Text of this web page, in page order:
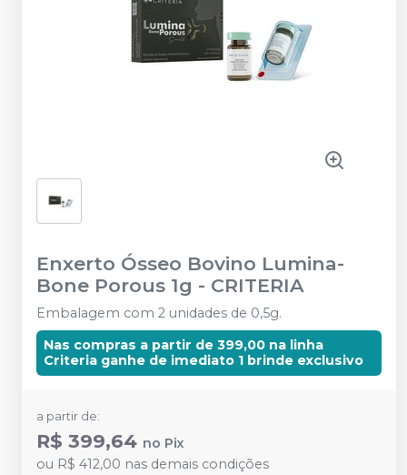
Enxerto Ósseo Bovino Lumina-
Bone Porous 1g - CRITERIA
Embalagem com 2 unidades de 0,5g.
Nas compras a partir de 399,00 na linha
Criteria ganhe de imediato 1 brinde exclusivo
a partir de:
R$ 399,64 no Pix
ou R$ 412,00 nas demais condições